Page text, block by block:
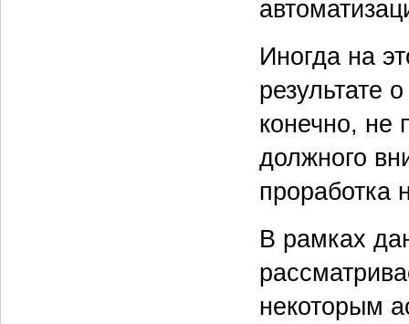
Иногда на
результате
конечно, не
должного
проработка
В рамках
некоторым